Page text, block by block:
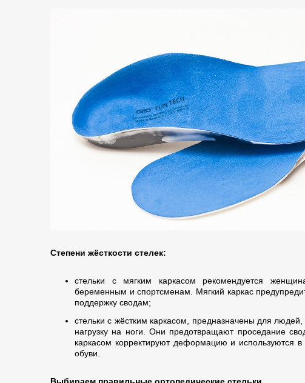
Степени жёсткости стелек:
стельки с мягким каркасом рекомендуется
беременным и спортсменам. Мягкий каркас
поддержку сводам;
стельки с жёстким каркасом, предназначены для
нагрузку на ноги. Они предотвращают проседание
каркасом корректируют деформацию и используются в
обуви.
Выбираем правильные ортопедические стельки